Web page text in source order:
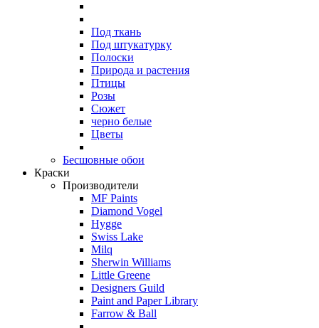
Под ткань
Под штукатурку
Полоски
Природа и растения
Птицы
Розы
Сюжет
черно белые
Цветы
Бесшовные обои
Краски
Производители
MF Paints
Diamond Vogel
Hygge
Swiss Lake
Milq
Sherwin Williams
Little Greene
Designers Guild
Paint and Paper Library
Farrow & Ball